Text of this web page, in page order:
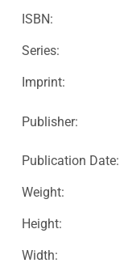
ISBN:
Series:
Imprint:
Publisher:
Publication Date:
Weight:
Height:
Width: